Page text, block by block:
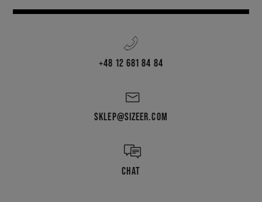
+48 12 681 84 84
SKLEP@SIZEER.COM
CHAT